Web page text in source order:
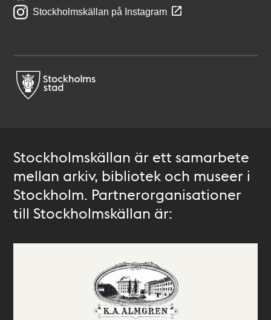
Stockholmskällan på Instagram
Stockholmskällan är ett samarbete
mellan arkiv, bibliotek och museer i
Stockholm. Partnerorganisationer
till Stockholmskällan är: